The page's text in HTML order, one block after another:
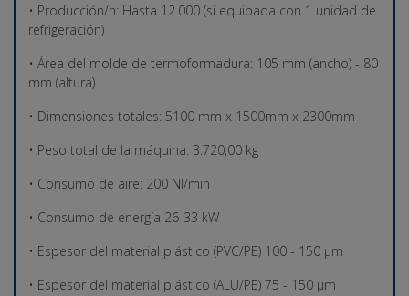
• Producción/h: Hasta 12.000 (si equipada con 1 unidad de
refrigeración)
• Área del molde de termoformadura: 105 mm (ancho) - 80
mm (altura)
• Dimensiones totales: 5100 mm x 1500mm x 2300mm
• Peso total de la máquina: 3.720,00 kg
• Consumo de aire: 200 Nl/min
• Consumo de energía 26-33 kW
• Espesor del material plástico (PVC/PE) 100 - 150 µm
• Espesor del material plástico (ALU/PE) 75 - 150 µm